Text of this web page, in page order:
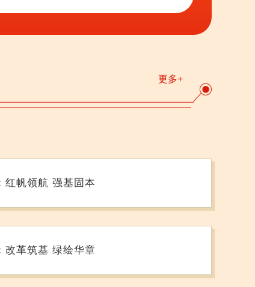
更多+
红帆领航 强基固本
改革筑基 绿绘华章